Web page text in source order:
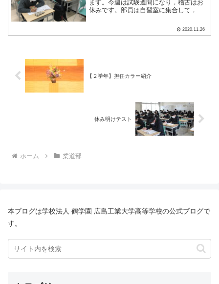
ます。今週は試験週間になり，稽古はお
休みです。部員は自習室に集合して，真
本番でもよい結果を期待しています！
2020.11.26
【２学年】担任カラー紹介
休み明けテスト
ホーム 柔道部
本ブログは学校法人 鶴学園 広島工業大学高等学校の公式ブログで
す。